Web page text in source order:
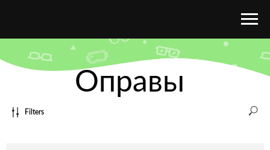
Оправы
Filters